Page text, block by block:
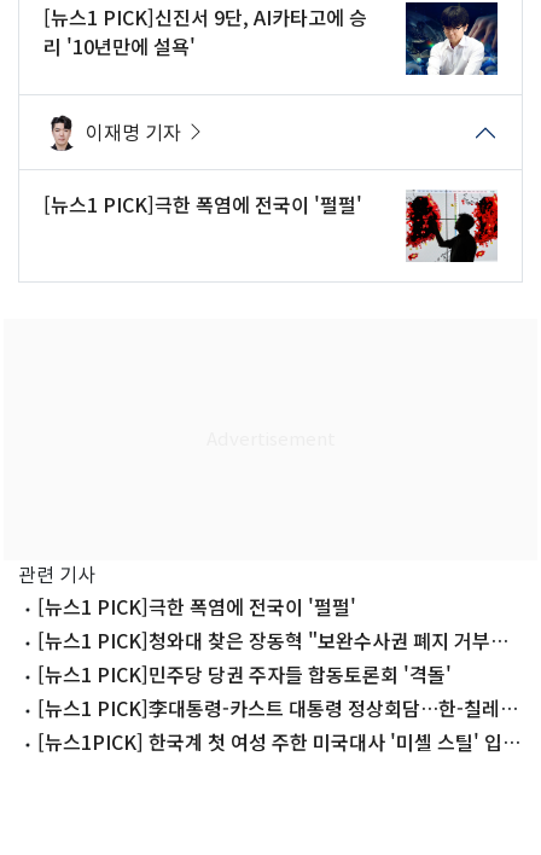
[뉴스1 PICK]신진서 9단, AI카타고에 승
리 '10년만에 설욕'
이재명 기자
[뉴스1 PICK]극한 폭염에 전국이 '펄펄'
관련 기사
[뉴스1 PICK]극한 폭염에 전국이 '펄펄'
[뉴스1 PICK]청와대 찾은 장동혁 "보완수사권 폐지 거부권
은 국민 명령"
[뉴스1 PICK]민주당 당권 주자들 합동토론회 '격돌'
[뉴스1 PICK]李대통령-카스트 대통령 정상회담…한-칠레
'핵심광물·FTA 현대화' 협의
[뉴스1PICK] 한국계 첫 여성 주한 미국대사 '미셸 스틸' 입